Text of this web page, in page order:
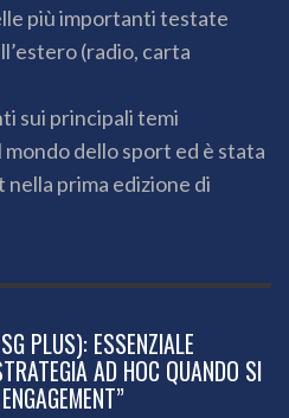
più importanti testate
(radio, carta
sui principali temi
dello sport ed è stata
prima edizione di
PLUS): ESSENZIALE
AD HOC QUANDO SI